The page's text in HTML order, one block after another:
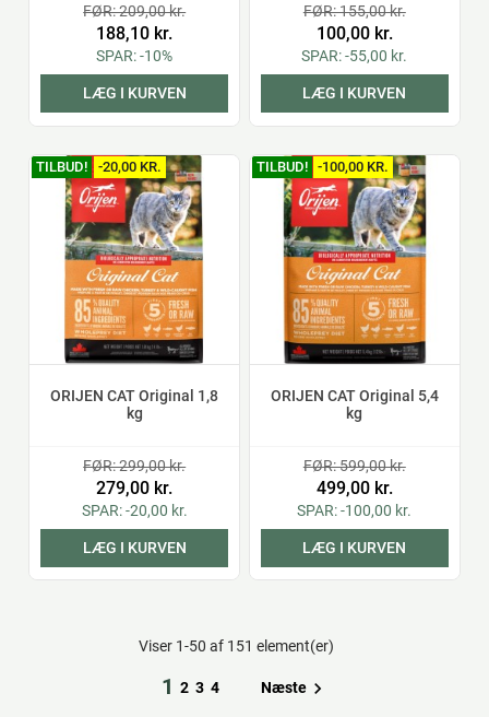
FØR: 209,00 kr.
188,10 kr.
SPAR: -10%
LÆG I KURVEN
FØR: 155,00 kr.
100,00 kr.
SPAR: -55,00 kr.
LÆG I KURVEN
ORIJEN CAT Original 1,8
kg
FØR: 299,00 kr.
279,00 kr.
SPAR: -20,00 kr.
LÆG I KURVEN
TILBUD! -20,00 KR.
ORIJEN CAT Original 5,4
kg
FØR: 599,00 kr.
499,00 kr.
SPAR: -100,00 kr.
LÆG I KURVEN
TILBUD! -100,00 KR.
Viser 1-50 af 151 element(er)
1 2 3 4 Næste